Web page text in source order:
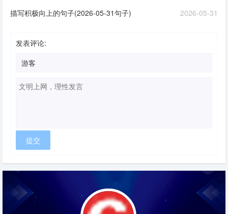
2026-05-31
描写积极向上的句子(2026-05-31句子)
发表评论: